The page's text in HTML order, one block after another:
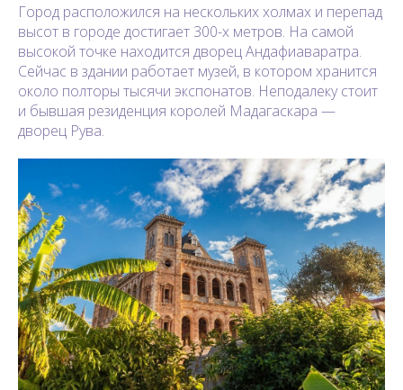
Город расположился на нескольких холмах и перепад
высот в городе достигает 300-х метров. На самой
высокой точке находится дворец Андафиаваратра.
Сейчас в здании работает музей, в котором хранится
около полторы тысячи экспонатов. Неподалеку стоит
и бывшая резиденция королей Мадагаскара —
дворец Рува.